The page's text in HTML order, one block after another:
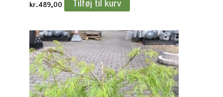
kr.489,00 Tilføj til kurv